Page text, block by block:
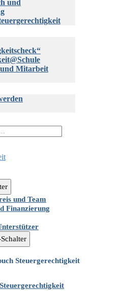
und
Mitarbeit
und Team
Finanzierung
Steuergerechtigkeit